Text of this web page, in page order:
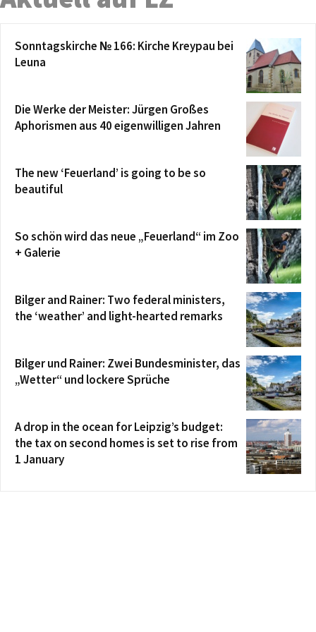
Sonntagskirche № 166: Kirche Kreypau bei
Leuna
Die Werke der Meister: Jürgen Großes
Aphorismen aus 40 eigenwilligen Jahren
The new ‘Feuerland’ is going to be so
beautiful
So schön wird das neue „Feuerland“ im Zoo
+ Galerie
Bilger and Rainer: Two federal ministers,
the ‘weather’ and light-hearted remarks
Bilger und Rainer: Zwei Bundesminister, das
„Wetter“ und lockere Sprüche
A drop in the ocean for Leipzig’s budget:
the tax on second homes is set to rise from
1 January